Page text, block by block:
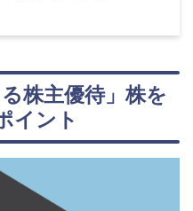
株主優待」株を
イント